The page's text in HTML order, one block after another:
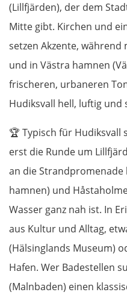
(Lillfjärden), der dem
Mitte gibt. Kirchen und
setzen Akzente,
und in Västra hamnen
frischeren, urbaneren
Hudiksvall hell, luftig und
🏆 Typisch für Hudiksvall
erst die Runde um
an die Strandpromenade
hamnen) und
Wasser ganz nah ist. In
aus Kultur und Alltag,
(Hälsinglands Museum)
Hafen. Wer Badestellen
(Malnbaden) einen
Senftenberg
Dresden
Pirna
Sächsische Schweiz
Tschechien
Ústí nad Labem
Mělník
Prag
Beroun